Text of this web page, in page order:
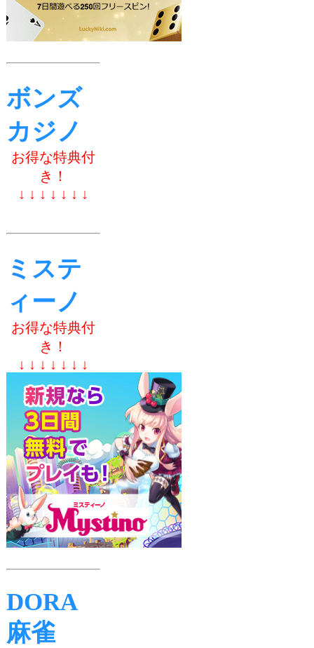
ボンズ
カジノ
お得な特典付
き！
↓ ↓ ↓ ↓ ↓ ↓ ↓
ミステ
ィーノ
お得な特典付
き！
↓ ↓ ↓ ↓ ↓ ↓ ↓
DORA
麻雀